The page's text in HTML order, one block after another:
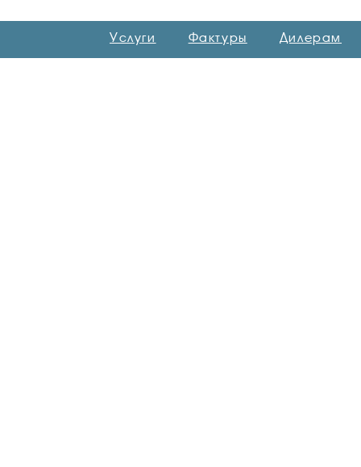
Услуги Фактуры Дилерам